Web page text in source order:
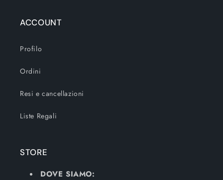
ACCOUNT
Profilo
Ordini
Resi e cancellazioni
Liste Regali
STORE
DOVE SIAMO: